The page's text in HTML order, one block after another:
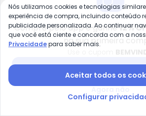
Rosalie -
Saia (Floral Preto) com
Transpasse
ROSALIE
R$ 39,99R$ 69,99
Saia
-55% -70%
Compre pelo app e ganhe12%
na sua primeira
Nós utilizamos cookies e tecnologias
experiência de compra, incluindo conteúdo
publicidade personalizada. Ao continuar
que você está ciente e concorda com a
Privacidadepara saber mais.
Aceitar todos os
Configurar